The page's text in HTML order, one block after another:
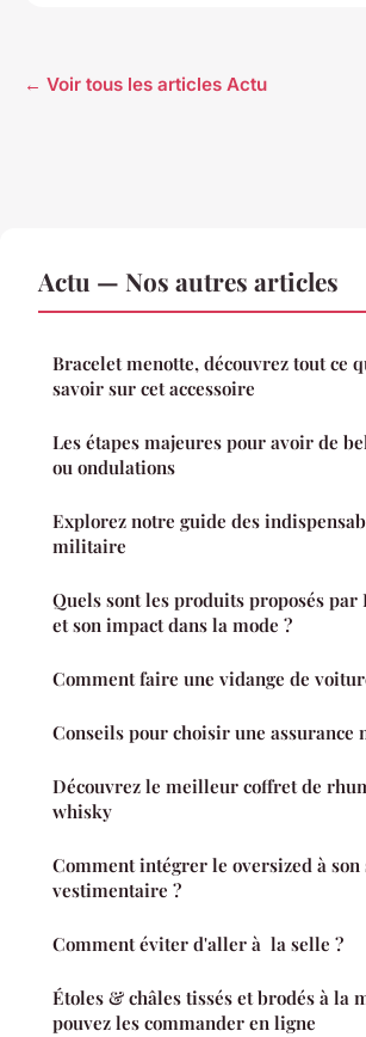
← Voir tous les articles Actu
Actu — Nos autres articles
Bracelet menotte, découvrez tout ce
savoir sur cet accessoire
Les étapes majeures pour avoir de
ou ondulations
Explorez notre guide des
militaire
Quels sont les produits proposés par
et son impact dans la mode ?
Comment faire une vidange de
Conseils pour choisir une assurance
Découvrez le meilleur coffret de
whisky
Comment intégrer le oversized à son
vestimentaire ?
Comment éviter d'aller à la selle ?
Étoles & châles tissés et brodés à la main : vous
pouvez les commander en ligne